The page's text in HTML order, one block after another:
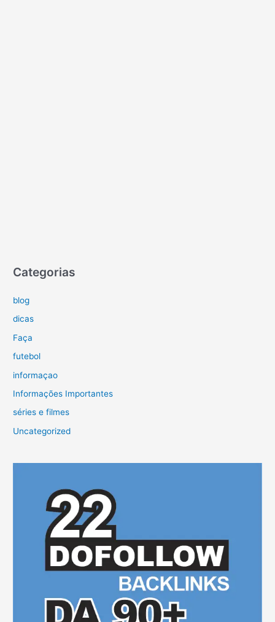
Categorias
blog
dicas
Faça
futebol
informaçao
Informações Importantes
séries e filmes
Uncategorized